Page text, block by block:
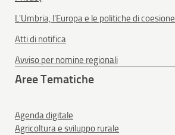
L'Umbria, l'Europa e le politiche di coesione
Atti di notifica
Avviso per nomine regionali
Aree Tematiche
Agenda digitale
Agricoltura e sviluppo rurale